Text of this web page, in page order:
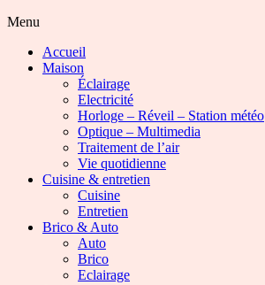
Menu
Accueil
Maison
Éclairage
Electricité
Horloge – Réveil – Station météo
Optique – Multimedia
Traitement de l’air
Vie quotidienne
Cuisine & entretien
Cuisine
Entretien
Brico & Auto
Auto
Brico
Eclairage